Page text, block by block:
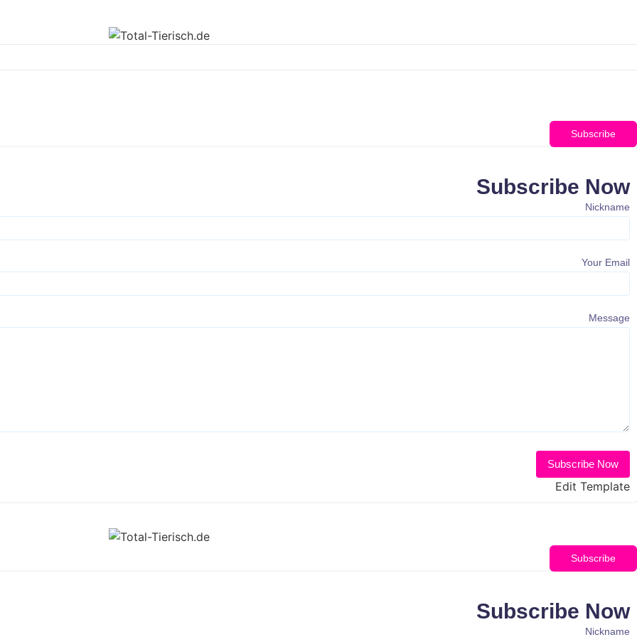
Subscribe
Subscribe Now
Nickname
Your Email
Message
Subscribe Now
Edit Template
Subscribe
Subscribe Now
Nickname